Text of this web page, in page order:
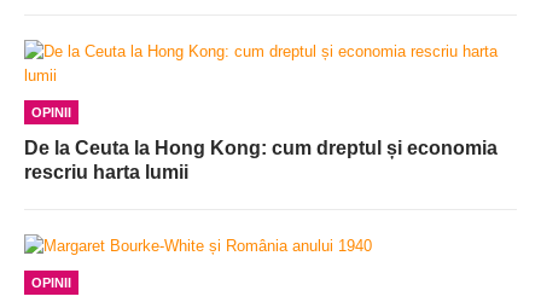
OPINII
De la Ceuta la Hong Kong: cum dreptul și economia
rescriu harta lumii
OPINII